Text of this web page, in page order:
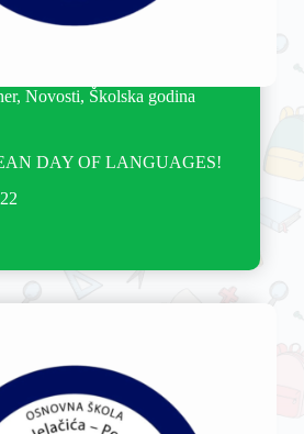
,Novosti, Školska godina
DAY OF LANGUAGES!